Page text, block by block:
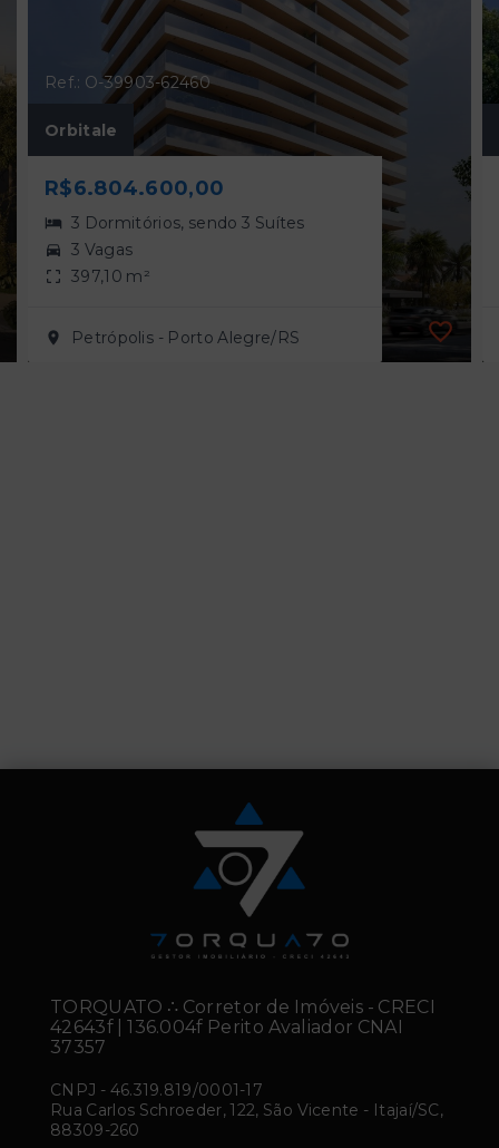
Ref.: O-39903-62460
Orbitale
R$6.804.600,00
3 Dormitórios, sendo 3 Suítes
3 Vagas
397,10 m²
Petrópolis - Porto Alegre/RS
TORQUATO ∴ Corretor de Imóveis - CRECI
42643f | 136.004f Perito Avaliador CNAI
37357
CNPJ - 46.319.819/0001-17
Rua Carlos Schroeder, 122, São Vicente - Itajaí/SC,
88309-260